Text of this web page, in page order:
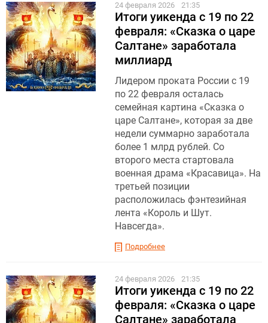
24 февраля 2026 21:35
Итоги уикенда с 19 по 22
февраля: «Сказка о царе
Салтане» заработала
миллиард
Лидером проката России с 19
по 22 февраля осталась
семейная картина «Сказка о
царе Салтане», которая за две
недели суммарно заработала
более 1 млрд рублей. Со
второго места стартовала
военная драма «Красавица». На
третьей позиции
расположилась фэнтезийная
лента «Король и Шут.
Навсегда».
Подробнее
24 февраля 2026 21:35
Итоги уикенда с 19 по 22
февраля: «Сказка о царе
Салтане» заработала